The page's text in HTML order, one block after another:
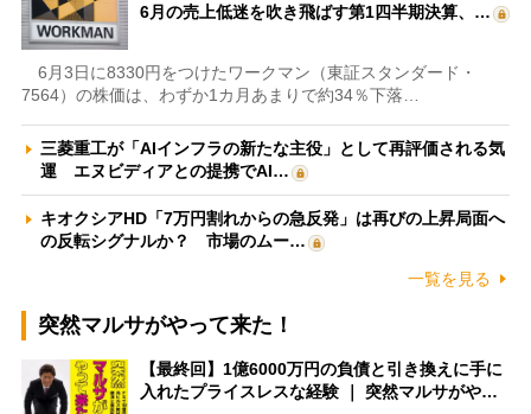
6月の売上低迷を吹き飛ばす第1四半期決算、…
6月3日に8330円をつけたワークマン（東証スタンダード・
7564）の株価は、わずか1カ月あまりで約34％下落…
三菱重工が「AIインフラの新たな主役」として再評価される気
運 エヌビディアとの提携でAI…
キオクシアHD「7万円割れからの急反発」は再びの上昇局面へ
の反転シグナルか？ 市場のムー…
一覧を見る
突然マルサがやって来た！
【最終回】1億6000万円の負債と引き換えに手に
入れたプライスレスな経験 ｜ 突然マルサがや…